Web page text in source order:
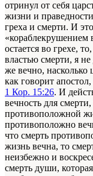
отринул от себя
жизни и
греха и смерти. И
«кораблекрушением
остается во грехе,
властью смерти, я
же вечно, насколько
как говорит апостол,
1 Кор. 15:26. И
вечность для
противоположной
противоположно
что смерть
жизнь вечна, то
неизбежно и
смерть души,